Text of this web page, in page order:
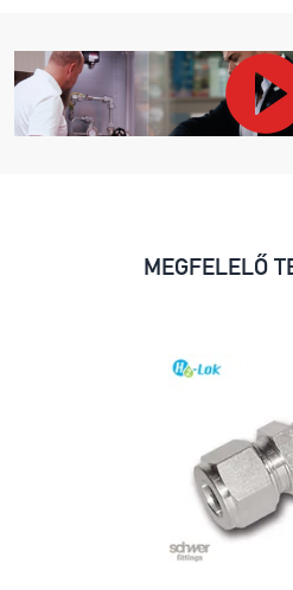
MEGFELELŐ